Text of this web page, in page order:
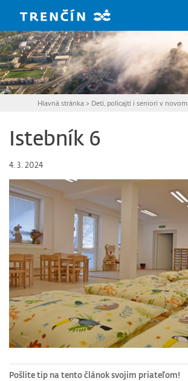
Hlavná stránka > Deti, policajti i seniori v novom
Istebník 6
4. 3. 2024
Pošlite tip na tento článok svojim priateľom!